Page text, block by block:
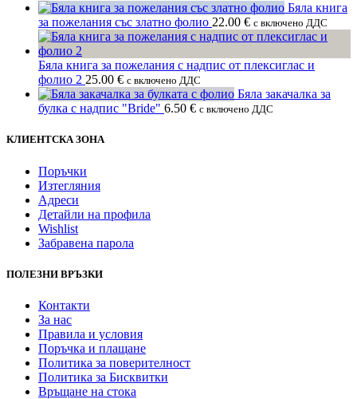
Бяла книга
за пожелания със златно фолио 22.00 € с включено ДДС
Бяла книга за пожелания с надпис от плексиглас и
фолио 2 25.00 € с включено ДДС
Бяла закачалка за
булка с надпис "Bride" 6.50 € с включено ДДС
КЛИЕНТСКА ЗОНА
Поръчки
Изтегляния
Адреси
Детайли на профила
Wishlist
Забравена парола
ПОЛЕЗНИ ВРЪЗКИ
Контакти
За нас
Правила и условия
Поръчка и плащане
Политика за поверителност
Политика за Бисквитки
Връщане на стока